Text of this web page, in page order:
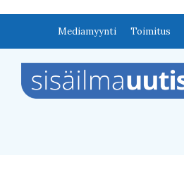
Mediamyynti Toimitus